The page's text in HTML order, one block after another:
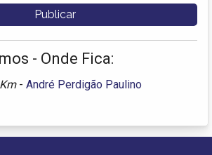
- Onde Fica:
- André Perdigão Paulino